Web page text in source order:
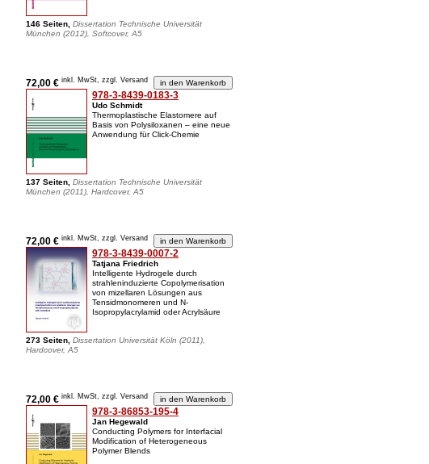
146 Seiten, Dissertation Technische Universität
München (2012), Softcover, A5
72,00 € inkl. MwSt, zzgl. Versand
978-3-8439-0183-3
Udo Schmidt
Thermoplastische Elastomere auf
Basis von Polysiloxanen – eine neue
Anwendung für Click-Chemie
137 Seiten, Dissertation Technische Universität
München (2011), Hardcover, A5
72,00 € inkl. MwSt, zzgl. Versand
978-3-8439-0007-2
Tatjana Friedrich
Intelligente Hydrogele durch
strahleninduzierte Copolymerisation
von mizellaren Lösungen aus
Tensidmonomeren und N-
Isopropylacrylamid oder Acrylsäure
273 Seiten, Dissertation Universität Köln (2011),
Hardcover, A5
72,00 € inkl. MwSt, zzgl. Versand
978-3-86853-195-4
Jan Hegewald
Conducting Polymers for Interfacial
Modification of Heterogeneous
Polymer Blends